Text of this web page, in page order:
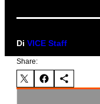
Di VICE Staff
Share: